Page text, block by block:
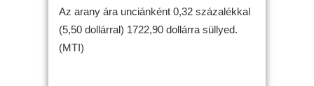
Az arany ára unciánként 0,32 százalékkal
(5,50 dollárral) 1722,90 dollárra süllyed.
(MTI)